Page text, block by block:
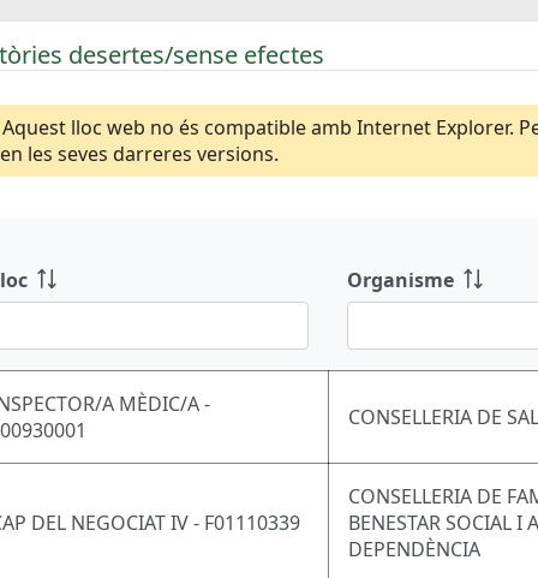
desertes/sense efectes
Aquest lloc web no és compatible amb Internet Explorer.
les seves darreres versions.
Organisme
A MÈDIC/A -
CONSELLERIA DE
DEL NEGOCIAT IV - F01110339
CONSELLERIA DE
BENESTAR SOCIAL I
DEPENDÈNCIA